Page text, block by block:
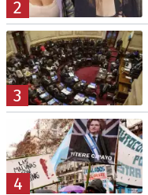
2
3
4